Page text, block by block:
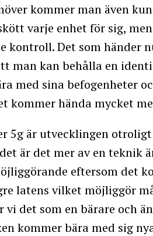
kommer man även
varje enhet för sig,
kontroll. Det som händer
man kan behålla en
med sina befogenheter
kommer hända mycket
5g är utvecklingen
är det mer av en teknik
eftersom det
latens vilket möjliggör
vi det som en bärare och
kommer bära med sig